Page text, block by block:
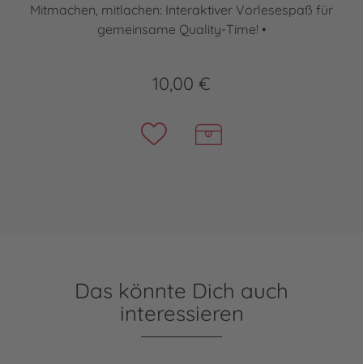
Mitmachen, mitlachen: Interaktiver Vorlesespaß für
gemeinsame Quality-Time! •
10,00 €
Das könnte Dich auch
interessieren